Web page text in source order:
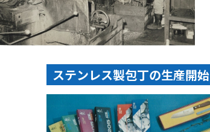
ステンレス製包丁の生産開始